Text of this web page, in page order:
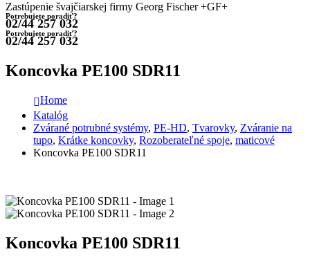
Zastúpenie švajčiarskej firmy Georg Fischer +GF+
Potrebujete poradiť?
02/44 257 032
Potrebujete poradiť?
02/44 257 032
Koncovka PE100 SDR11
Home
Katalóg
Zvárané potrubné systémy, PE-HD, Tvarovky, Zváranie na
tupo, Krátke koncovky, Rozoberateľné spoje, maticové
Koncovka PE100 SDR11
Koncovka PE100 SDR11